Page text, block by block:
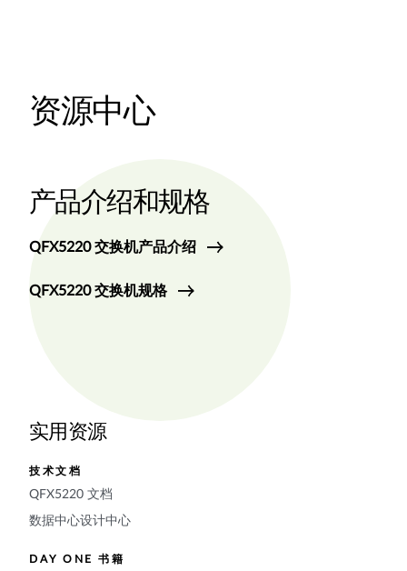
资源中心
实用资源
技术文档
QFX5220 文档
数据中心设计中心
DAY ONE 书籍
产品介绍和规格
QFX5220 交换机产品介绍
QFX5220 交换机规格